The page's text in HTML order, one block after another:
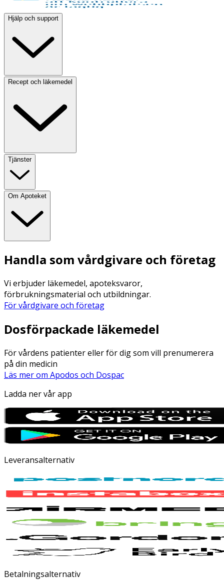
Hjälp och support
Recept och läkemedel
Tjänster
Om Apoteket
Handla som vårdgivare och företag
Vi erbjuder läkemedel, apoteksvaror,
förbrukningsmaterial och utbildningar.
För vårdgivare och företag
Dosförpackade läkemedel
För vårdens patienter eller för dig som vill prenumerera
på din medicin
Läs mer om Apodos och Dospac
Ladda ner vår app
Leveransalternativ
Betalningsalternativ